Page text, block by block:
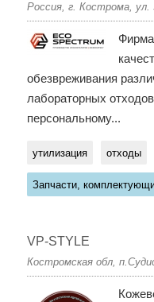
Россия, г. Кострома,
обезвреживания
лабораторных
персональному...
утилизация отходы
Запчасти,
VP-STYLE
Костромская обл,